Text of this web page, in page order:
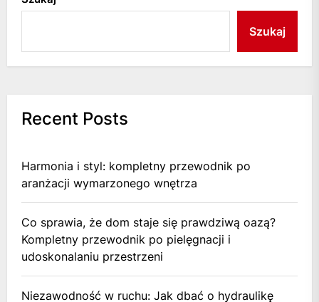
Szukaj
Recent Posts
Harmonia i styl: kompletny przewodnik po
aranżacji wymarzonego wnętrza
Co sprawia, że dom staje się prawdziwą oazą?
Kompletny przewodnik po pielęgnacji i
udoskonalaniu przestrzeni
Niezawodność w ruchu: Jak dbać o hydraulikę